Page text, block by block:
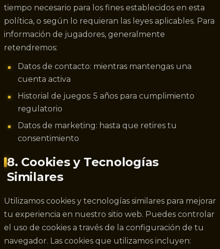
tiempo necesario para los fines establecidos en esta
política, o según lo requieran las leyes aplicables. Para
información de jugadores, generalmente
retendremos:
Datos de contacto: mientras mantengas una
cuenta activa
Historial de juegos: 5 años para cumplimiento
regulatorio
Datos de marketing: hasta que retires tu
consentimiento
8. Cookies y Tecnologías
Similares
Utilizamos cookies y tecnologías similares para mejorar
tu experiencia en nuestro sitio web. Puedes controlar
el uso de cookies a través de la configuración de tu
navegador. Las cookies que utilizamos incluyen: